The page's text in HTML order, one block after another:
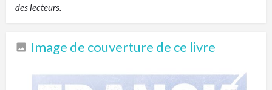
des lecteurs.
Image de couverture de ce livre